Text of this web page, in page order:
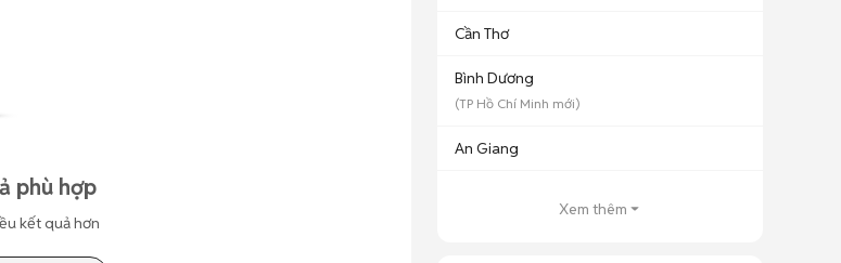
phù hợp
kết quả hơn
Cần Thơ
Bình Dương
(TP Hồ Chí Minh mới)
An Giang
Xem thêm